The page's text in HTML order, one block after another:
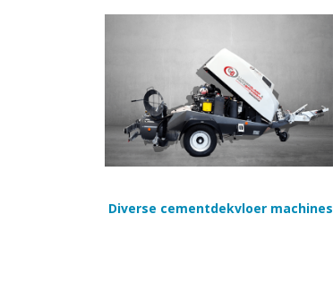
Diverse cementdekvloer machines